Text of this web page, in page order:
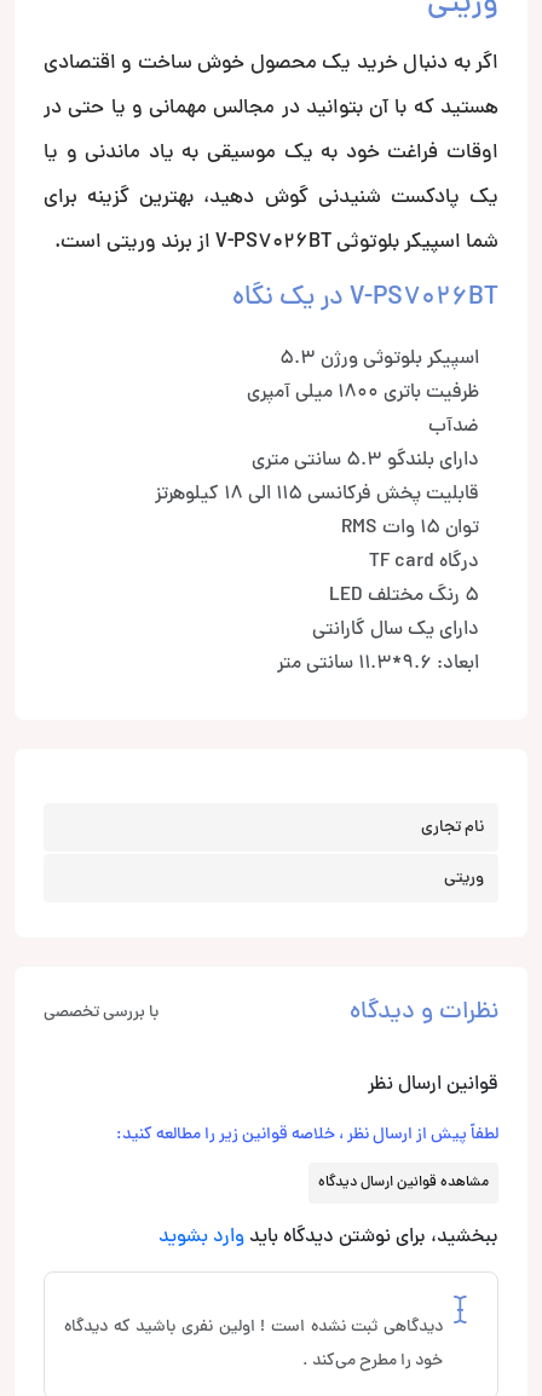
اگر به دنبال خرید یک محصول خوش ساخت و اقتصادی
هستید که با آن بتوانید در مجالس مهمانی و یا حتی در
اوقات فراغت خود به یک موسیقی به یاد ماندنی و یا
یک پادکست شنیدنی گوش دهید، بهترین گزینه برای
شما اسپیکر بلوتوثی V-PS7026BT از برند وریتی است.
V-PS7026BT در یک نگاه
اسپیکر بلوتوثی ورژن 5.3
ظرفیت باتری 1800 میلی آمپری
ضدآب
دارای بلندگو 5.3 سانتی متری
قابلیت پخش فرکانسی 115 الی 18 کیلوهرتز
توان 15 وات RMS
درگاه TF card
5 رنگ مختلف LED
دارای یک سال گارانتی
ابعاد: 9.6*11.3 سانتی متر
نام تجاری
وریتی
نظرات و دیدگاه با بررسی تخصصی
قوانین ارسال نظر
لطفاً پیش از ارسال نظر ، خلاصه قوانین زیر را مطالعه کنید:
مشاهده قوانین ارسال دیدگاه
ببخشید، برای نوشتن دیدگاه باید وارد بشوید
دیدگاهی ثبت نشده است ! اولین نفری باشید که دیدگاه
خود را مطرح می‌کند .